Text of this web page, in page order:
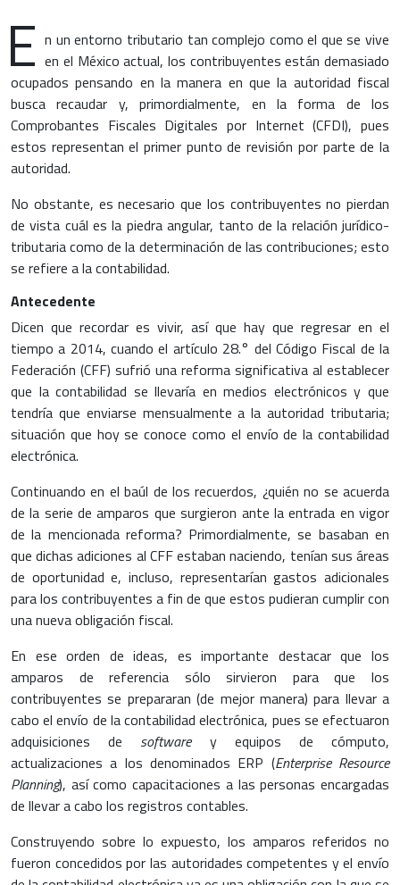
E n un entorno tributario tan complejo como el que se vive
en el México actual, los contribuyentes están demasiado
ocupados pensando en la manera en que la autoridad fiscal
busca recaudar y, primordialmente, en la forma de los
Comprobantes Fiscales Digitales por Internet (CFDI), pues
estos representan el primer punto de revisión por parte de la
autoridad.
No obstante, es necesario que los contribuyentes no pierdan
de vista cuál es la piedra angular, tanto de la relación jurídico-
tributaria como de la determinación de las contribuciones; esto
se refiere a la contabilidad.
Antecedente
Dicen que recordar es vivir, así que hay que regresar en el
tiempo a 2014, cuando el artículo 28.° del Código Fiscal de la
Federación (CFF) sufrió una reforma significativa al establecer
que la contabilidad se llevaría en medios electrónicos y que
tendría que enviarse mensualmente a la autoridad tributaria;
situación que hoy se conoce como el envío de la contabilidad
electrónica.
Continuando en el baúl de los recuerdos, ¿quién no se acuerda
de la serie de amparos que surgieron ante la entrada en vigor
de la mencionada reforma? Primordialmente, se basaban en
que dichas adiciones al CFF estaban naciendo, tenían sus áreas
de oportunidad e, incluso, representarían gastos adicionales
para los contribuyentes a fin de que estos pudieran cumplir con
una nueva obligación fiscal.
En ese orden de ideas, es importante destacar que los
amparos de referencia sólo sirvieron para que los
contribuyentes se prepararan (de mejor manera) para llevar a
cabo el envío de la contabilidad electrónica, pues se efectuaron
adquisiciones de softwarey equipos de cómputo,
actualizaciones a los denominados ERP (Enterprise Resource
Planning), así como capacitaciones a las personas encargadas
de llevar a cabo los registros contables.
Construyendo sobre lo expuesto, los amparos referidos no
fueron concedidos por las autoridades competentes y el envío